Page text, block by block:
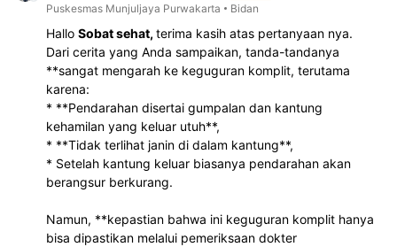
Puskesmas Munjuljaya Purwakarta
Bidan
Hallo Sobat sehat, terima kasih atas pertanyaan nya.
Dari cerita yang Anda sampaikan, tanda-tandanya
**sangat mengarah ke keguguran komplit, terutama
karena:
* **Pendarahan disertai gumpalan dan kantung
kehamilan yang keluar utuh**,
* **Tidak terlihat janin di dalam kantung**,
* Setelah kantung keluar biasanya pendarahan akan
berangsur berkurang.
Namun, **kepastian bahwa ini keguguran komplit hanya
bisa dipastikan melalui pemeriksaan dokter